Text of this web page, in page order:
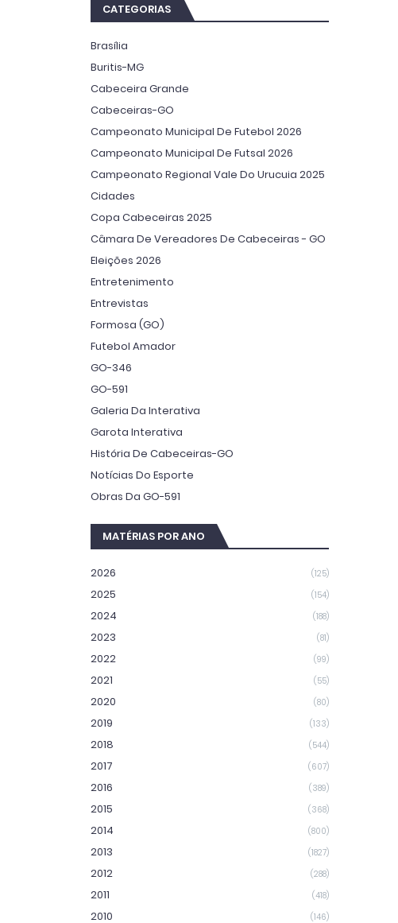
CATEGORIAS
Brasília
Buritis-MG
Cabeceira Grande
Cabeceiras-GO
Campeonato Municipal De Futebol 2026
Campeonato Municipal De Futsal 2026
Campeonato Regional Vale Do Urucuia 2025
Cidades
Copa Cabeceiras 2025
Câmara De Vereadores De Cabeceiras - GO
Eleições 2026
Entretenimento
Entrevistas
Formosa (GO)
Futebol Amador
GO-346
GO-591
Galeria Da Interativa
Garota Interativa
História De Cabeceiras-GO
Notícias Do Esporte
Obras Da GO-591
MATÉRIAS POR ANO
2026 (125)
2025 (154)
2024 (188)
2023 (81)
2022 (99)
2021 (55)
2020 (80)
2019 (133)
2018 (544)
2017 (607)
2016 (389)
2015 (368)
2014 (800)
2013 (1827)
2012 (288)
2011 (418)
2010 (146)